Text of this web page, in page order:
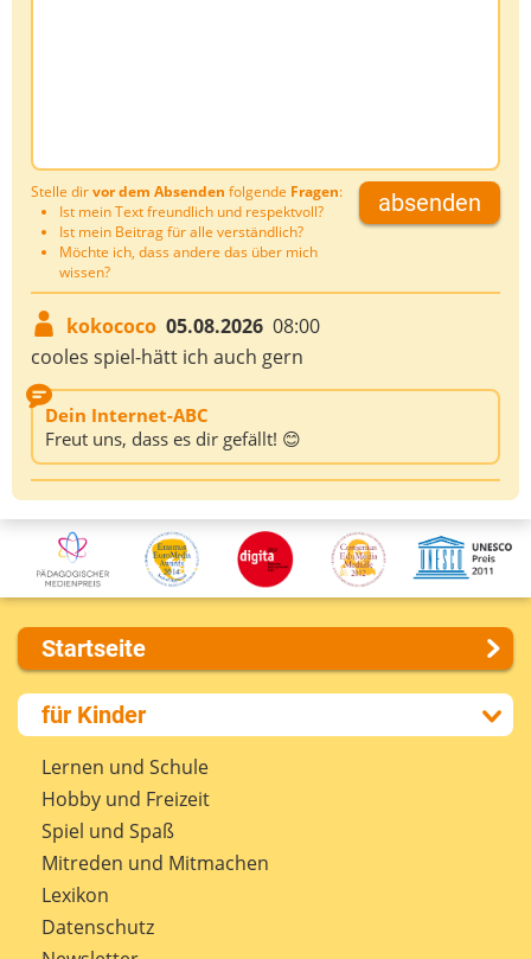
Stelle dirvor dem Absenden folgende Fragen:
Ist mein Text freundlich und respektvoll?
Ist mein Beitrag für alle verständlich?
Möchte ich, dass andere das über mich
wissen?
absenden
kokococo 05.08.2026 08:00
cooles spiel-hätt ich auch gern
Dein Internet-ABC
Freut uns, dass es dir gefällt! 😊
Startseite
Über uns
Presse
Kontakt
Impressum
Internet-ABC Sitemap
Barrierefreiheit
Länderprojekte
für Kinder
Lernen und Schule
Hobby und Freizeit
Spiel und Spaß
Mitreden und Mitmachen
Lexikon
Datenschutz